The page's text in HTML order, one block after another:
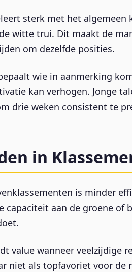
sterk met het algemeen
witte trui. Dit maakt de
om dezelfde posities.
wie in aanmerking
kan verhogen. Jonge
drie weken consistent te
in
is minder
capaciteit aan de groene
value wanneer veelzijdige
niet als topfavoriet voor